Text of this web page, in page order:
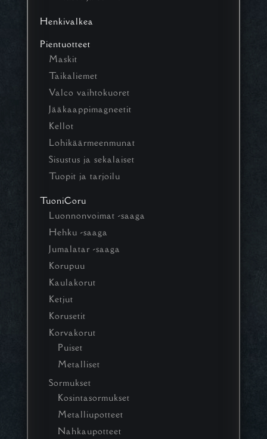
Henkivalkea
Pientuotteet
Maskit
Taikaliemet
Valco vaihtokuoret
Jääkaappimagneetit
Kellot
Lohikäärmeenmunat
Sisustus ja sekalaiset
Tuopit ja tarjoilu
TuoniCoru
Luonnonvoimat -saaga
Hehku -saaga
Jumalatar -saaga
Korupuu
Kaulakorut
Ketjut
Korusetit
Korvakorut
Puiset
Metalliset
Sormukset
Kosintasormukset
Metalliupotteet
Nahkaupotteet